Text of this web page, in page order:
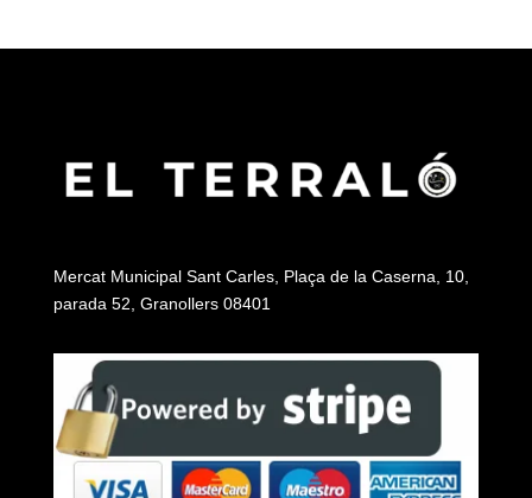
Mercat Municipal Sant Carles, Plaça de la Caserna, 10,
parada 52, Granollers 08401